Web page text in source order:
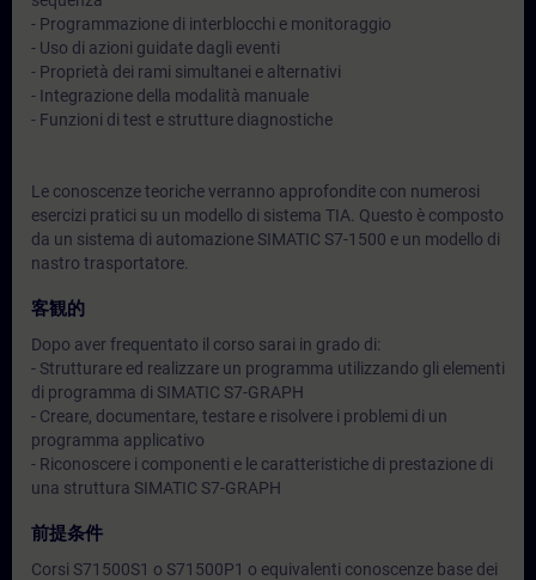
- Programmazione di interblocchi e monitoraggio
- Uso di azioni guidate dagli eventi
- Proprietà dei rami simultanei e alternativi
- Integrazione della modalità manuale
- Funzioni di test e strutture diagnostiche
Le conoscenze teoriche verranno approfondite con numerosi
esercizi pratici su un modello di sistema TIA. Questo è composto
da un sistema di automazione SIMATIC S7-1500 e un modello di
nastro trasportatore.
客観的
Dopo aver frequentato il corso sarai in grado di:
- Strutturare ed realizzare un programma utilizzando gli elementi
di programma di SIMATIC S7-GRAPH
- Creare, documentare, testare e risolvere i problemi di un
programma applicativo
- Riconoscere i componenti e le caratteristiche di prestazione di
una struttura SIMATIC S7-GRAPH
前提条件
Corsi S71500S1 o S71500P1 o equivalenti conoscenze base dei